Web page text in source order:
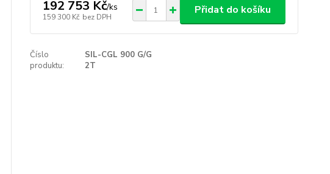
192 753 Kč/ks
159 300 Kč bez DPH
Přidat do košíku
Číslo
produktu:
SIL-CGL 900 G/G
2T